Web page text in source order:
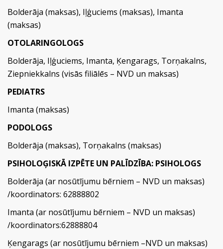
Bolderāja (maksas), Iļģuciems (maksas), Imanta
(maksas)
OTOLARINGOLOGS
Bolderāja, Iļģuciems, Imanta, Ķengarags, Torņakalns,
Ziepniekkalns (visās filiālēs – NVD un maksas)
PEDIATRS
Imanta (maksas)
PODOLOGS
Bolderāja (maksas), Torņakalns (maksas)
PSIHOLOĢISKĀ IZPĒTE UN PALĪDZĪBA: PSIHOLOGS
Bolderāja (ar nosūtījumu bērniem – NVD un maksas)
/koordinators: 62888802
Imanta (ar nosūtījumu bērniem – NVD un maksas)
/koordinators:62888804
Ķengarags (ar nosūtījumu bērniem –NVD un maksas)